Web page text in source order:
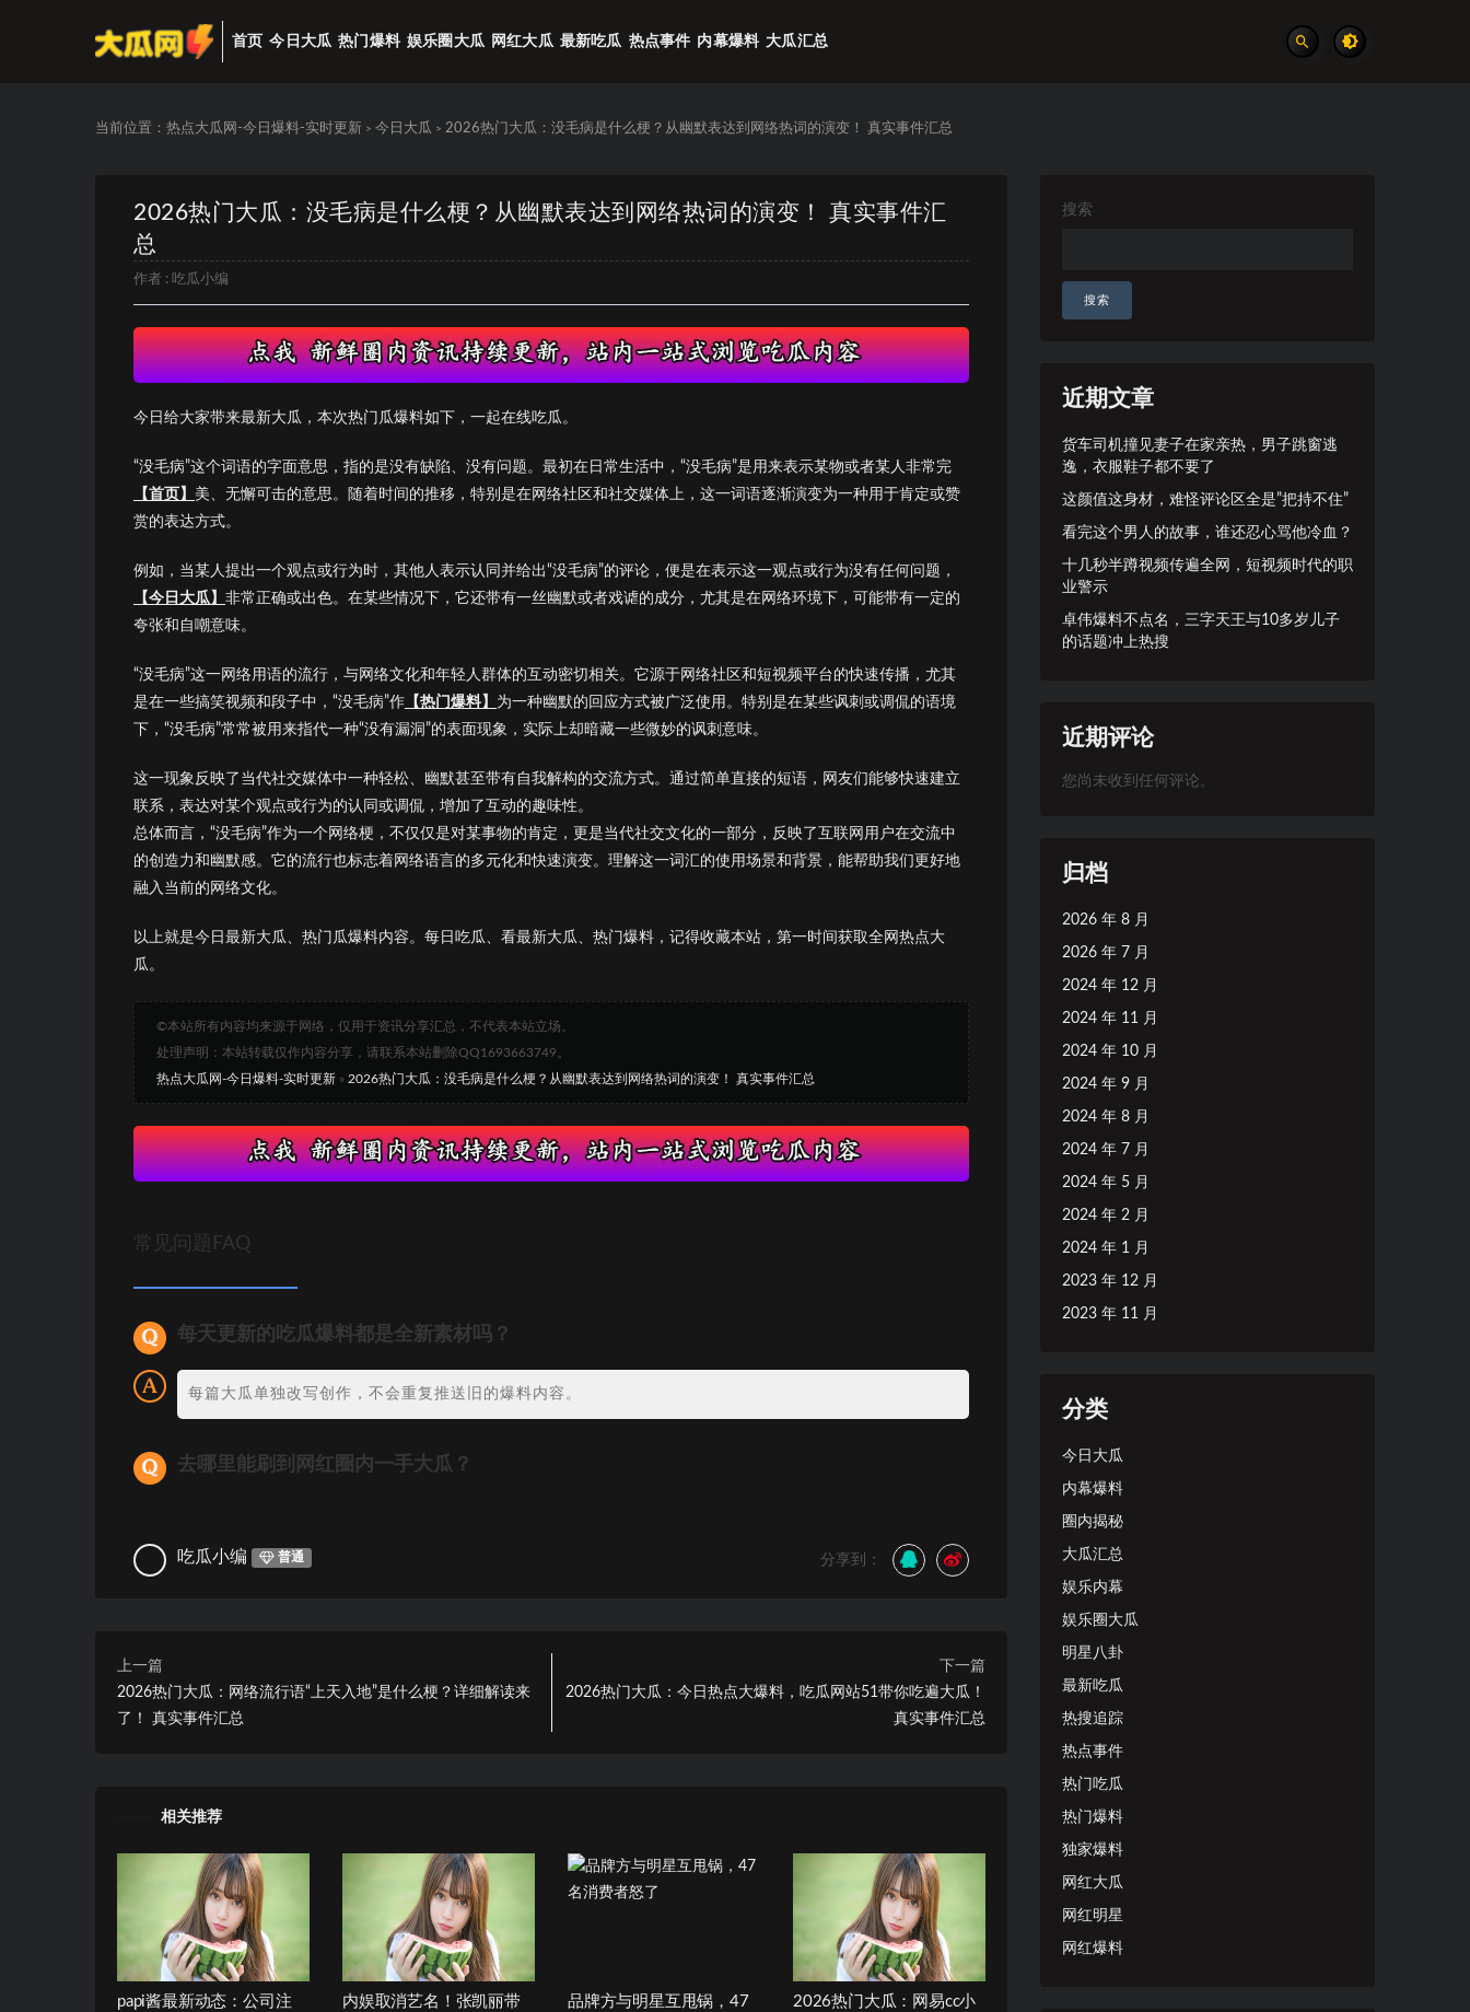
首页 今日大瓜 热门爆料 娱乐圈大瓜 网红大瓜 最新吃瓜 热点事件 内幕爆料 大瓜汇总
当前位置： 热点大瓜网-今日爆料-实时更新 > 今日大瓜 > 2026热门大瓜：没毛病是什么梗？从幽默表达到网络热词的演变！ 真实事件汇总
2026热门大瓜：没毛病是什么梗？从幽默表达到网络热词的演变！ 真实事件汇
总
作者 : 吃瓜小编
今日给大家带来最新大瓜，本次热门瓜爆料如下，一起在线吃瓜。
“没毛病”这个词语的字面意思，指的是没有缺陷、没有问题。最初在日常生活中，“没毛病”是用来表示某物或者某人非常完
【首页】 美、无懈可击的意思。随着时间的推移，特别是在网络社区和社交媒体上，这一词语逐渐演变为一种用于肯定或赞
赏的表达方式。
例如，当某人提出一个观点或行为时，其他人表示认同并给出“没毛病”的评论，便是在表示这一观点或行为没有任何问题，
【今日大瓜】 非常正确或出色。在某些情况下，它还带有一丝幽默或者戏谑的成分，尤其是在网络环境下，可能带有一定的
夸张和自嘲意味。
“没毛病”这一网络用语的流行，与网络文化和年轻人群体的互动密切相关。它源于网络社区和短视频平台的快速传播，尤其
是在一些搞笑视频和段子中，“没毛病”作 【热门爆料】 为一种幽默的回应方式被广泛使用。特别是在某些讽刺或调侃的语境
下，“没毛病”常常被用来指代一种“没有漏洞”的表面现象，实际上却暗藏一些微妙的讽刺意味。
这一现象反映了当代社交媒体中一种轻松、幽默甚至带有自我解构的交流方式。通过简单直接的短语，网友们能够快速建立
联系，表达对某个观点或行为的认同或调侃，增加了互动的趣味性。
总体而言，“没毛病”作为一个网络梗，不仅仅是对某事物的肯定，更是当代社交文化的一部分，反映了互联网用户在交流中
的创造力和幽默感。它的流行也标志着网络语言的多元化和快速演变。理解这一词汇的使用场景和背景，能帮助我们更好地
融入当前的网络文化。
以上就是今日最新大瓜、热门瓜爆料内容。每日吃瓜、看最新大瓜、热门爆料，记得收藏本站，第一时间获取全网热点大
瓜。
©本站所有内容均来源于网络，仅用于资讯分享汇总，不代表本站立场。
处理声明：本站转载仅作内容分享，请联系本站删除QQ1693663749。
热点大瓜网-今日爆料-实时更新 » 2026热门大瓜：没毛病是什么梗？从幽默表达到网络热词的演变！ 真实事件汇总
常见问题FAQ
每天更新的吃瓜爆料都是全新素材吗？
每篇大瓜单独改写创作，不会重复推送旧的爆料内容。
去哪里能刷到网红圈内一手大瓜？
吃瓜小编 普通 分享到：
上一篇
2026热门大瓜：网络流行语“上天入地”是什么梗？详细解读来
了！ 真实事件汇总
下一篇
2026热门大瓜：今日热点大爆料，吃瓜网站51带你吃遍大瓜！
真实事件汇总
相关推荐
papi酱最新动态：公司注
内娱取消艺名！张凯丽带
品牌方与明星互甩锅，47
2026热门大瓜：网易cc小
搜索
搜索
近期文章
货车司机撞见妻子在家亲热，男子跳窗逃
逸，衣服鞋子都不要了
这颜值这身材，难怪评论区全是”把持不住”
看完这个男人的故事，谁还忍心骂他冷血？
十几秒半蹲视频传遍全网，短视频时代的职
业警示
卓伟爆料不点名，三字天王与10多岁儿子
的话题冲上热搜
近期评论
您尚未收到任何评论。
归档
2026 年 8 月
2026 年 7 月
2024 年 12 月
2024 年 11 月
2024 年 10 月
2024 年 9 月
2024 年 8 月
2024 年 7 月
2024 年 5 月
2024 年 2 月
2024 年 1 月
2023 年 12 月
2023 年 11 月
分类
今日大瓜
内幕爆料
圈内揭秘
大瓜汇总
娱乐内幕
娱乐圈大瓜
明星八卦
最新吃瓜
热搜追踪
热点事件
热门吃瓜
热门爆料
独家爆料
网红大瓜
网红明星
网红爆料